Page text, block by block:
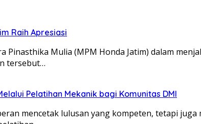
Raih Apresiasi
Pinasthika Mulia (MPM Honda Jatim) dalam
tersebut…
Pelatihan Mekanik bagi Komunitas DMI
mencetak lulusan yang kompeten, tetapi